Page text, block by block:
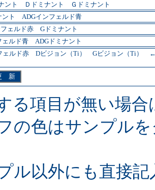
ント Ｄドミナント Ｇドミナント
ント ADGインフェルド青
ェルド赤 Gドミナント
ェルド青 ADGドミナント
ェルド赤 Dビジョン（Ti） Gビジョン（Ti） ←
る項目が無い場
の色はサンプル
ル以外にも直接